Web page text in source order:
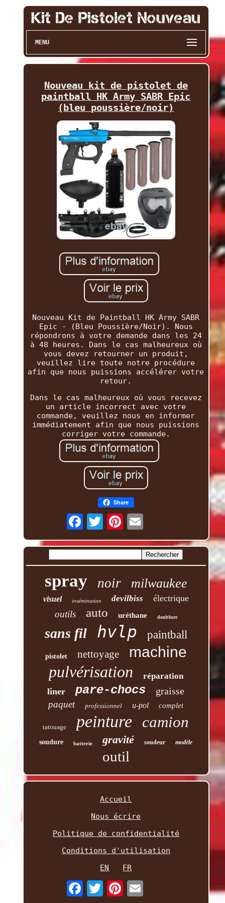
MENU
Nouveau kit de pistolet de
paintball HK Army SABR Epic
(bleu poussière/noir)
Nouveau Kit de Paintball HK Army SABR
Epic - (Bleu Poussière/Noir). Nous
répondrons à votre demande dans les 24
à 48 heures. Dans le cas malheureux où
vous devez retourner un produit,
veuillez lire toute notre procédure
afin que nous puissions accélérer votre
retour.
Dans le cas malheureux où vous recevez
un article incorrect avec votre
commande, veuillez nous en informer
immédiatement afin que nous puissions
corriger votre commande.
Share
spray noir milwaukee
visuel insémination devilbiss électrique
outils auto uréthane doublure
sans fil hvlp paintball
pistolet nettoyage machine
pulvérisation réparation
liner pare-chocs graisse
paquet professionnel u-pol complet
tatouage peinture camion
soudure batterie gravité soudeur modèle
outil
Accueil
Nous écrire
Politique de confidentialité
Conditions d'utilisation
EN
FR